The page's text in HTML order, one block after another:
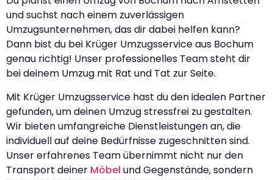
und suchst nach einem zuverlässigen
Umzugsunternehmen, das dir dabei helfen kann?
Dann bist du bei Krüger Umzugsservice aus Bochum
genau richtig! Unser professionelles Team steht dir
bei deinem Umzug mit Rat und Tat zur Seite.
Mit Krüger Umzugsservice hast du den idealen Partner
gefunden, um deinen Umzug stressfrei zu gestalten.
Wir bieten umfangreiche Dienstleistungen an, die
individuell auf deine Bedürfnisse zugeschnitten sind.
Unser erfahrenes Team übernimmt nicht nur den
Transport deiner Möbel und Gegenstände, sondern